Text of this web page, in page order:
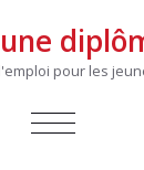
pour les
AFFICHER/